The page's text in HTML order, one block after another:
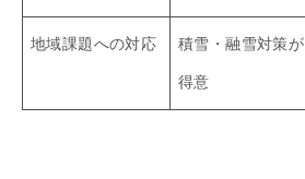
地域課題への対応 積雪・融雪対策が
得意